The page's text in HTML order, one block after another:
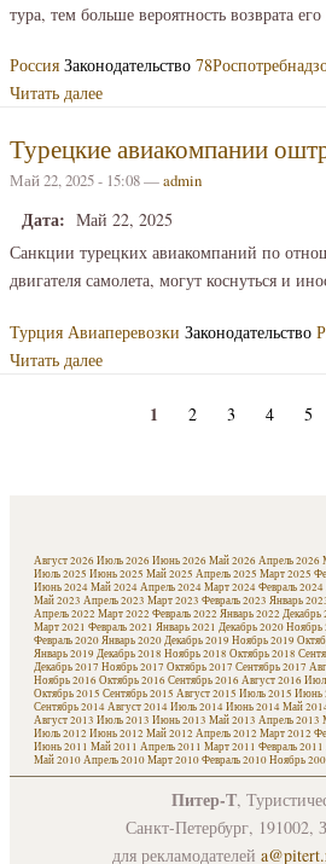
тура, тем больше вероятность возврата
Россия Законодательство
Читать далее
Турецкие авиакомпании
Май 22, 2025 - 15:08 —admin
Дата: Май 22, 2025
Санкции турецких авиакомпаний по
двигателя самолета, могут коснуться и
Турция Авиаперевозки Законодательство
Читать далее
1 2 3 4 5
Август 2026 Июль 2026 Июнь 2026 Май 2026 Апрель 2026
Июль 2025 Июнь 2025 Май 2025 Апрель 2025 Март 2025
Июнь 2024Май 2024Апрель 2024Март 2024Февраль 2024
Май 2023 Апрель 2023 Март 2023 Февраль 2023 Январь
Апрель 2022 Март 2022 Февраль 2022 Январь 2022 Декабрь
Март 2021 Февраль 2021 Январь 2021 Декабрь 2020Ноябрь
Февраль 2020Январь 2020Декабрь 2019 Ноябрь 2019
Январь 2019 Декабрь 2018 Ноябрь 2018 Октябрь 2018
Декабрь 2017 Ноябрь 2017 Октябрь 2017 Сентябрь 2017
Ноябрь 2016 Октябрь 2016 Сентябрь 2016 Август 2016
Октябрь 2015 Сентябрь 2015 Август 2015 Июль 2015 Июнь
Сентябрь 2014Август 2014Июль 2014Июнь 2014Май
Август 2013 Июль 2013 Июнь 2013 Май 2013 Апрель 2013
Июль 2012 Июнь 2012 Май 2012 Апрель 2012 Март 2012
Июнь 2011 Май 2011 Апрель 2011 Март 2011 Февраль 2011
Май 2010Апрель 2010Март 2010Февраль 2010Ноябрь
Питер-Т,
Санкт-Петербург,
для рекламодателей